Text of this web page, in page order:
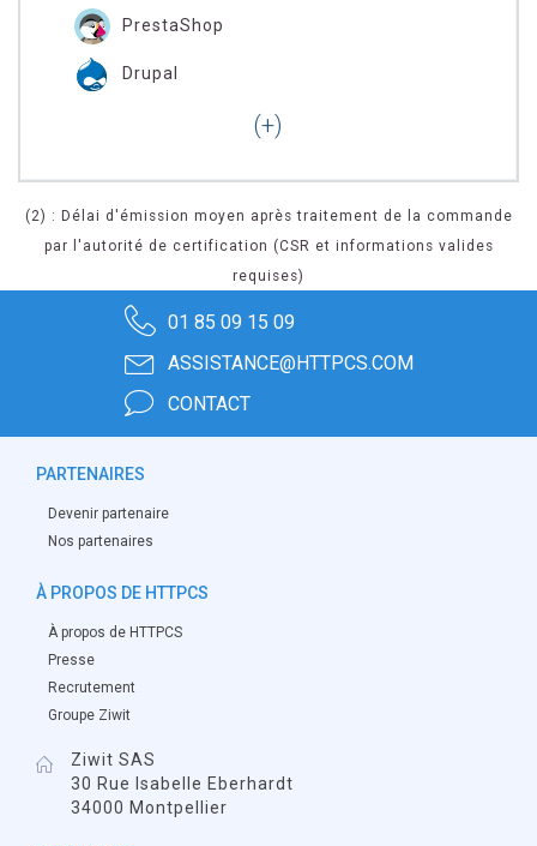
PrestaShop
Drupal
(2) : Délai d'émission moyen après traitement de la commande
par l'autorité de certification (CSR et informations valides
requises)
01 85 09 15 09
ASSISTANCE@HTTPCS.COM
CONTACT
PARTENAIRES
Devenir partenaire
Nos partenaires
À PROPOS DE HTTPCS
À propos de HTTPCS
Presse
Recrutement
Groupe Ziwit
Ziwit SAS
30 Rue Isabelle Eberhardt
34000 Montpellier